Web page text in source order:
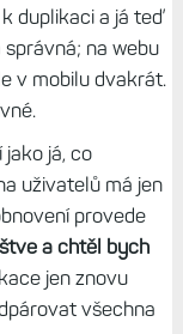
duplikaci a já teď
na webu
v mobilu dvakrát.
já, co
uživatelů má jen
provede
a chtěl bych
jen znovu
všechna